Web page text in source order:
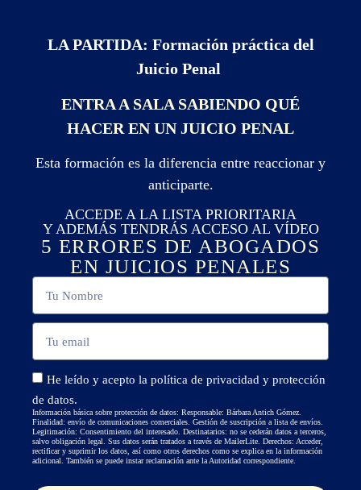
LA PARTIDA: Formación práctica del
Juicio Penal
ENTRA A SALA SABIENDO QUÉ
HACER EN UN JUICIO PENAL
Esta formación es la diferencia entre reaccionar y
anticiparte.
ACCEDE A LA LISTA PRIORITARIA
Y ADEMÁS TENDRÁS ACCESO AL VÍDEO
5 ERRORES DE ABOGADOS
EN JUICIOS PENALES
He leído y acepto la política de privacidad y protección
de datos.
Información básica sobre protección de datos: Responsable: Bárbara Antich Gómez.
Finalidad: envío de comunicaciones comerciales. Gestión de suscripción a lista de envíos.
Legitimación: Consentimiento del interesado. Destinatarios: no se cederán datos a terceros,
salvo obligación legal. Sus datos serán tratados a través de MailerLite. Derechos: Acceder,
rectificar y suprimir los datos, así como otros derechos como se explica en lainformación
adicional. También se puede instar reclamación ante la Autoridad correspondiente.